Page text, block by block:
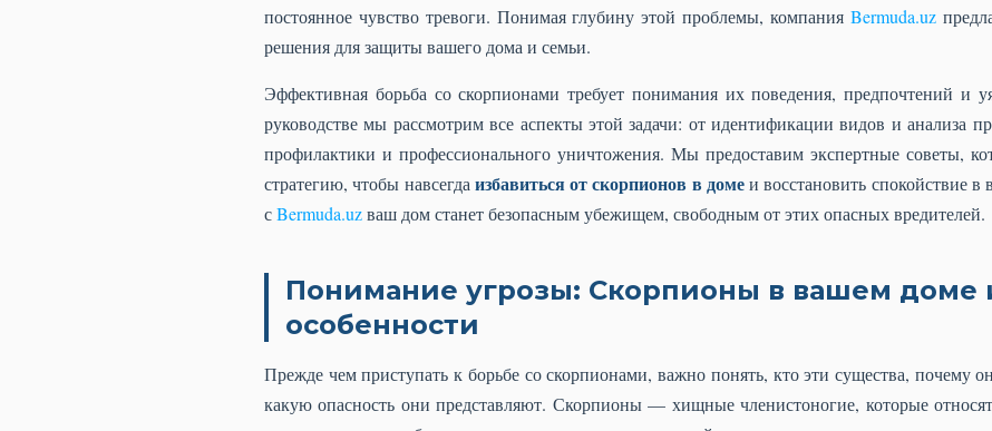
постоянное чувство тревоги. Понимая глубину этой проблемы, компания Bermuda.uz
решения для защиты вашего дома и семьи.
Эффективная борьба со скорпионами требует понимания их поведения, предпочтений и
руководстве мы рассмотрим все аспекты этой задачи: от идентификации видов и анализа
профилактики и профессионального уничтожения. Мы предоставим экспертные советы,
стратегию, чтобы навсегда избавиться от скорпионов в домеи восстановить спокойствие
сBermuda.uzваш дом станет безопасным убежищем, свободным от этих опасных вредителей.
Понимание угрозы: Скорпионы в вашем доме
особенности
Прежде чем приступать к борьбе со скорпионами, важно понять, кто эти существа, почему
какую опасность они представляют. Скорпионы — хищные членистоногие, которые